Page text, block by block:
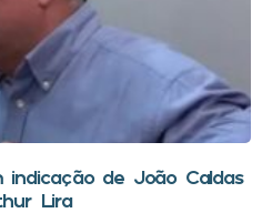
indicação de João Caldas
Lira